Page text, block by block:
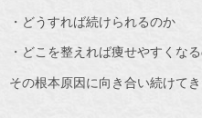
・どうすれば続けられるのか
・どこを整えれば痩せやすくな
その根本原因に向き合い続けてき